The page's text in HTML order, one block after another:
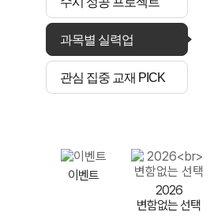
과목별 실력업
관심 집중 교재 PICK
이벤트
2026
변함없는 선택